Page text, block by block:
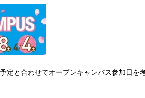
定と合わせてオープンキャンパス参加日を